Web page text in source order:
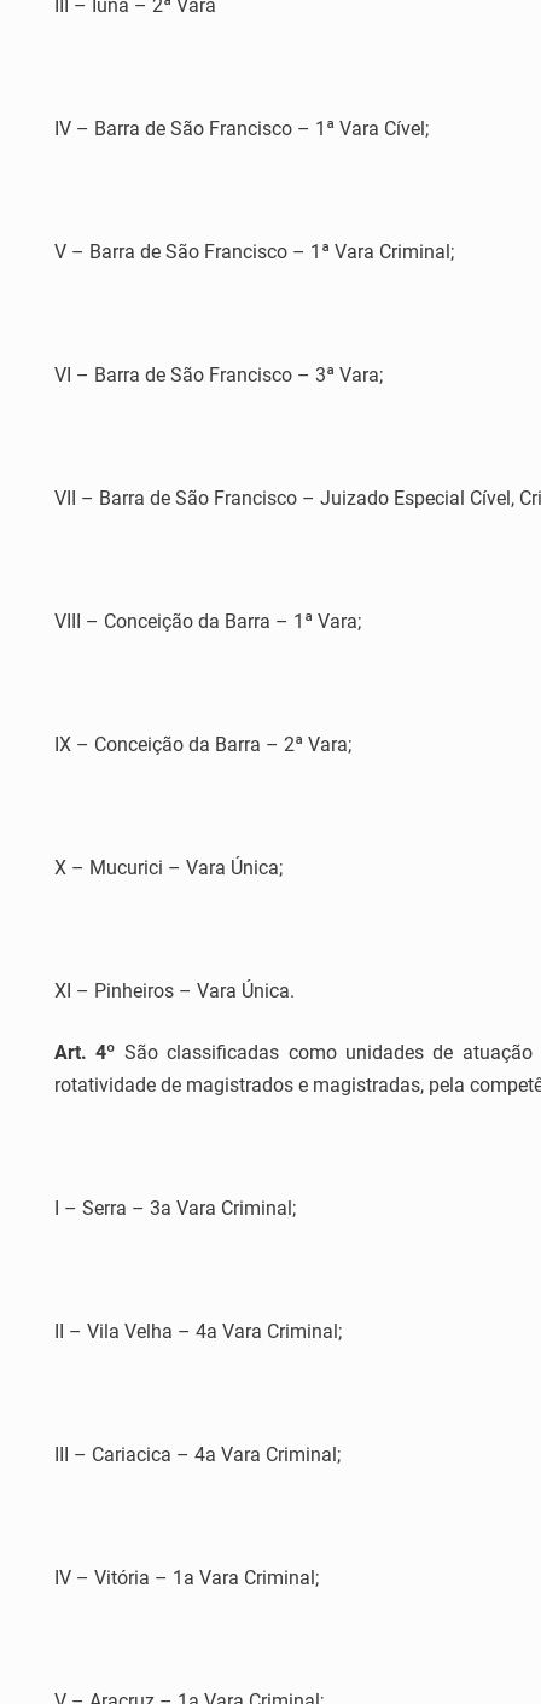
III – Iúna – 2ª Vara
IV – Barra de São Francisco – 1ª Vara Cível;
V – Barra de São Francisco – 1ª Vara Criminal;
VI – Barra de São Francisco – 3ª Vara;
VII – Barra de São Francisco – Juizado Especial Cível,
VIII – Conceição da Barra – 1ª Vara;
IX – Conceição da Barra – 2ª Vara;
X – Mucurici – Vara Única;
XI – Pinheiros – Vara Única.
Art. 4º São classificadas como unidades de
rotatividade de magistrados e magistradas, pela
I – Serra – 3a Vara Criminal;
II – Vila Velha – 4a Vara Criminal;
III – Cariacica – 4a Vara Criminal;
IV – Vitória – 1a Vara Criminal;